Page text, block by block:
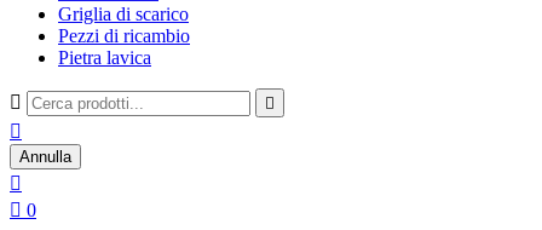
Griglia di scarico
Pezzi di ricambio
Pietra lavica
 

Annulla

 0